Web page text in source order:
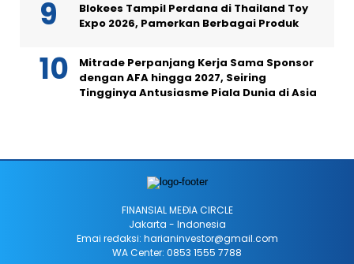
Blokees Tampil Perdana di Thailand Toy
Expo 2026, Pamerkan Berbagai Produk
Mitrade Perpanjang Kerja Sama Sponsor
dengan AFA hingga 2027, Seiring
Tingginya Antusiasme Piala Dunia di Asia
FINANSIAL MEÐIA CIRCLE
Jakarta - Indonesia
Emai redaksi: harianinvestor@gmail.com
WA Center: 0853 1555 7788